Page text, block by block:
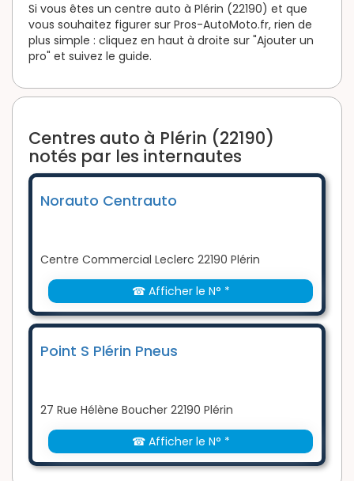
Si vous êtes un centre auto à Plérin (22190) et que
vous souhaitez figurer sur Pros-AutoMoto.fr, rien de
plus simple : cliquez en haut à droite sur "Ajouter un
pro" et suivez le guide.
Centres auto à Plérin (22190)
notés par les internautes
Norauto Centrauto
Centre Commercial Leclerc 22190 Plérin
☎ Afficher le N° *
Point S Plérin Pneus
27 Rue Hélène Boucher 22190 Plérin
☎ Afficher le N° *